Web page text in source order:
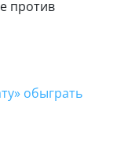
против
обыграть